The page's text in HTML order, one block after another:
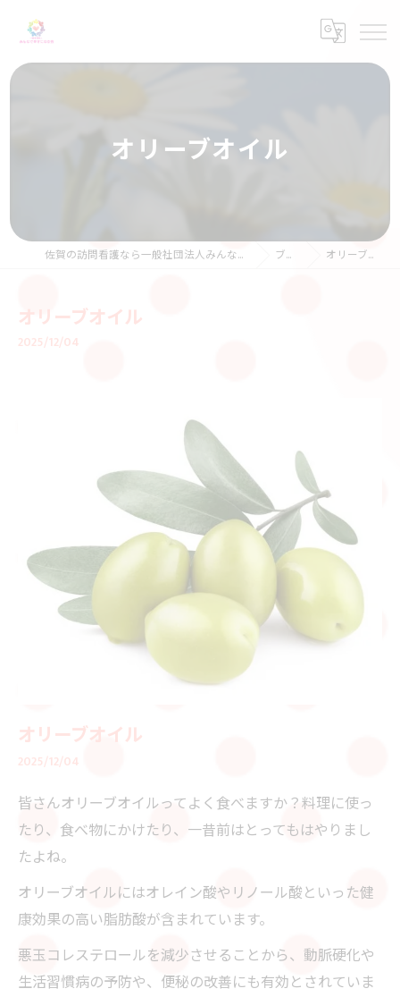
オリーブオイル
佐賀の訪問看護なら一般社団法人みんなで幸せになる会 ブログ オリーブオイル
オリーブオイル
2025/12/04
オリーブオイル
2025/12/04
皆さんオリーブオイルってよく食べますか？料理に使っ
たり、食べ物にかけたり、一昔前はとってもはやりまし
たよね。
オリーブオイルにはオレイン酸やリノール酸といった健
康効果の高い脂肪酸が含まれています。
悪玉コレステロールを減少させることから、動脈硬化や
生活習慣病の予防や、便秘の改善にも有効とされていま